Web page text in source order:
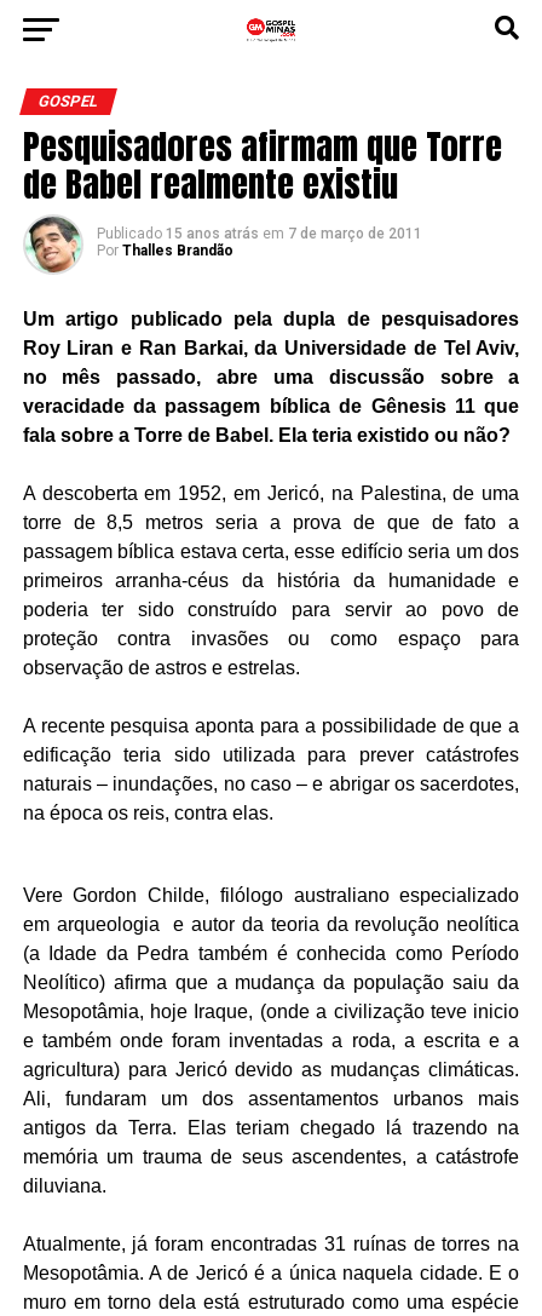
GOSPEL
Pesquisadores afirmam que Torre
de Babel realmente existiu
Publicado 15 anos atrás em 7 de março de 2011
Por Thalles Brandão
Um artigo publicado pela dupla de pesquisadores
Roy Liran e Ran Barkai, da Universidade de Tel Aviv,
no mês passado, abre uma discussão sobre a
veracidade da passagem bíblica de Gênesis 11 que
fala sobre a Torre de Babel. Ela teria existido ou não?
A descoberta em 1952, em Jericó, na Palestina, de uma
torre de 8,5 metros seria a prova de que de fato a
passagem bíblica estava certa, esse edifício seria um dos
primeiros arranha-céus da história da humanidade e
poderia ter sido construído para servir ao povo de
proteção contra invasões ou como espaço para
observação de astros e estrelas.
A recente pesquisa aponta para a possibilidade de que a
edificação teria sido utilizada para prever catástrofes
naturais – inundações, no caso – e abrigar os sacerdotes,
na época os reis, contra elas.
Vere Gordon Childe, filólogo australiano especializado
em arqueologia e autor da teoria da revolução neolítica
(a Idade da Pedra também é conhecida como Período
Neolítico) afirma que a mudança da população saiu da
Mesopotâmia, hoje Iraque, (onde a civilização teve inicio
e também onde foram inventadas a roda, a escrita e a
agricultura) para Jericó devido as mudanças climáticas.
Ali, fundaram um dos assentamentos urbanos mais
antigos da Terra. Elas teriam chegado lá trazendo na
memória um trauma de seus ascendentes, a catástrofe
diluviana.
Atualmente, já foram encontradas 31 ruínas de torres na
Mesopotâmia. A de Jericó é a única naquela cidade. E o
muro em torno dela está estruturado como uma espécie